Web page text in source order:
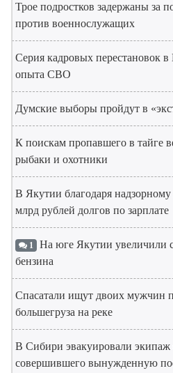
Трое подростков задержаны за
против военнослужащих
Серия кадровых перестановок
опыта СВО
Думские выборы пройдут в
К поискам пропавшего в тайге
рыбаки и охотники
В Якутии благодаря
млрд рублей долгов по зарплате
1 На юге Якутии увеличили
бензина
Спасатали ищут двоих мужчин
большегруза на реке
В Сибири эвакуировали экипаж
совершившего вынужденную